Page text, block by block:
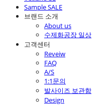
Sample SALE
브랜드 소개
About us
수제화공장 일상
고객센터
Reveiw
FAQ
A/S
1:1문의
발사이즈 보관함
Design